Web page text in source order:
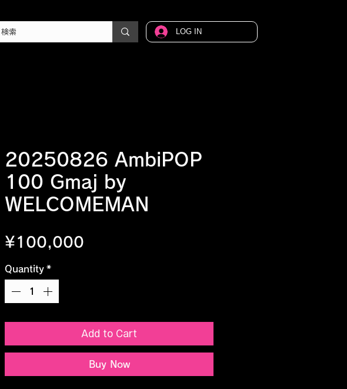
LOG IN
20250826 AmbiPOP
100 Gmaj by
WELCOMEMAN
¥100,000
Quantity *
Add to Cart
Buy Now